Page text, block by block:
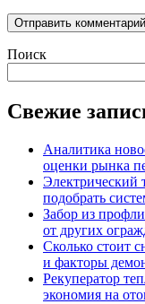
Поиск
Свежие
Аналитика
оценки рынка
Электрический
подобрать
Забор из
от других
Сколько стоит
и факторы
Рекуператор
экономия на